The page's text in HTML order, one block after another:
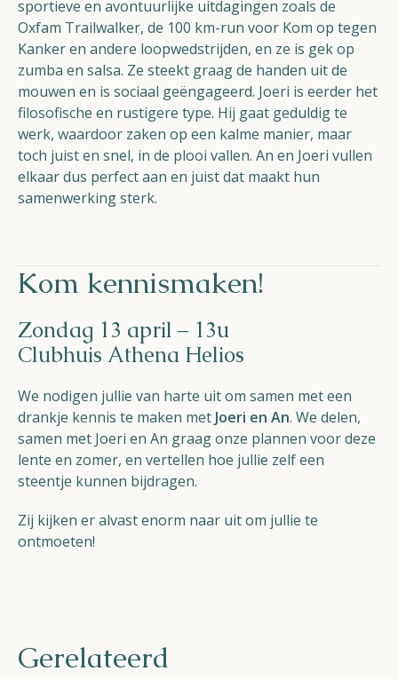
sportieve en avontuurlijke uitdagingen zoals de
Oxfam Trailwalker, de 100 km-run voor Kom op tegen
Kanker en andere loopwedstrijden, en ze is gek op
zumba en salsa. Ze steekt graag de handen uit de
mouwen en is sociaal geëngageerd. Joeri is eerder het
filosofische en rustigere type. Hij gaat geduldig te
werk, waardoor zaken op een kalme manier, maar
toch juist en snel, in de plooi vallen. An en Joeri vullen
elkaar dus perfect aan en juist dat maakt hun
samenwerking sterk.
Kom kennismaken!
Zondag 13 april – 13u
Clubhuis Athena Helios
We nodigen jullie van harte uit om samen met een
drankje kennis te maken met Joeri en An. We delen,
samen met Joeri en An graag onze plannen voor deze
lente en zomer, en vertellen hoe jullie zelf een
steentje kunnen bijdragen.
Zij kijken er alvast enorm naar uit om jullie te
ontmoeten!
Gerelateerd